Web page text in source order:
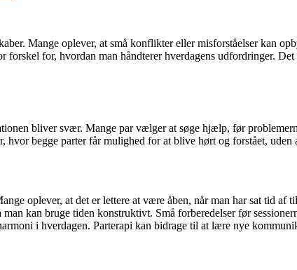
Mange oplever, at små konflikter eller misforståelser kan
for, hvordan man håndterer hverdagens udfordringer. Det
bliver svær. Mange par vælger at søge hjælp, før
hvor begge parter får mulighed for at blive hørt og forstået,
oplever, at det er lettere at være åben, når man har sat tid af
kan bruge tiden konstruktivt. Små forberedelser før
i hverdagen. Parterapi kan bidrage til at lære nye